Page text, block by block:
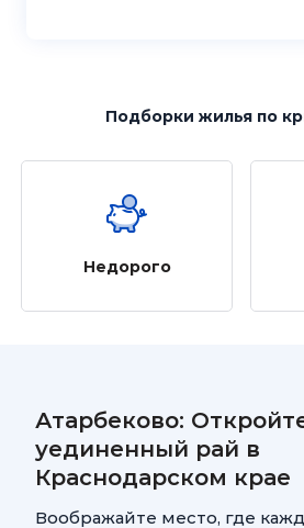
Подборки жильяпо
Недорого
Атарбеково:
уединенный рай в
Краснодарском крае
Воображайте место, где